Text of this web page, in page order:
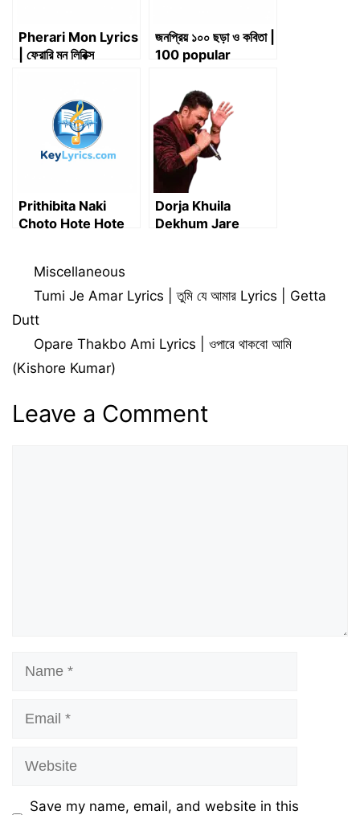
Pherari Mon Lyrics
| ফেরারি মন লিরিক্স
জনপ্রিয় ১০০ ছড়া ও কবিতা |
100 popular
poems
Prithibita Naki
Choto Hote Hote
Moheener
Ghoraguli
Dorja Khuila
Dekhum Jare
Categories
Miscellaneous
Tumi Je Amar Lyrics | তুমি যে আমার Lyrics | Getta
Dutt
Opare Thakbo Ami Lyrics | ওপারে থাকবো আমি
(Kishore Kumar)
Leave a Comment
Name
Email
Website
Save my name, email, and website in this